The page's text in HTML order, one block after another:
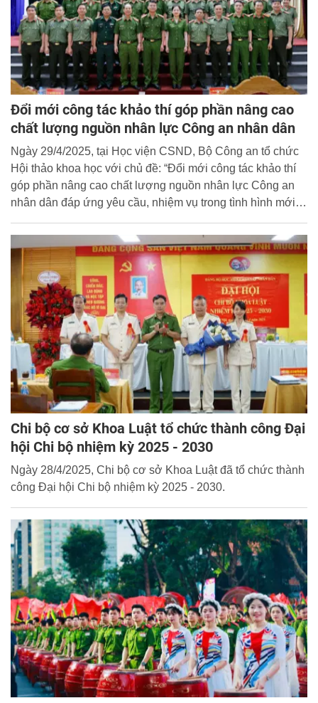
Đổi mới công tác khảo thí góp phần nâng cao
chất lượng nguồn nhân lực Công an nhân dân
Ngày 29/4/2025, tại Học viện CSND, Bộ Công an tổ chức
Hội thảo khoa học với chủ đề: “Đổi mới công tác khảo thí
góp phần nâng cao chất lượng nguồn nhân lực Công an
nhân dân đáp ứng yêu cầu, nhiệm vụ trong tình hình mới”.
viện CSND chủ trì Hội thảo.
Chi bộ cơ sở Khoa Luật tổ chức thành công Đại
hội Chi bộ nhiệm kỳ 2025 - 2030
Ngày 28/4/2025, Chi bộ cơ sở Khoa Luật đã tổ chức thành
công Đại hội Chi bộ nhiệm kỳ 2025 - 2030.